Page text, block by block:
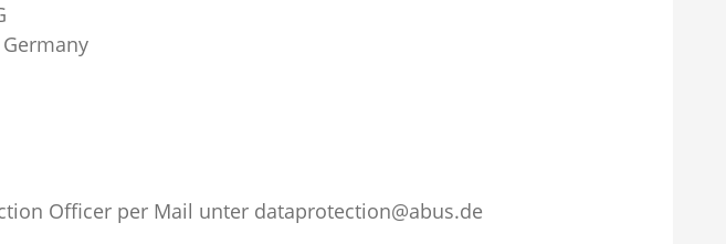
Officer per Mail unter dataprotection@abus.de